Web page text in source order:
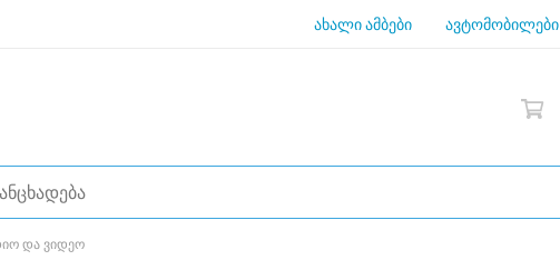
ახალი ამბები ავტომობილები
და ვიდეო